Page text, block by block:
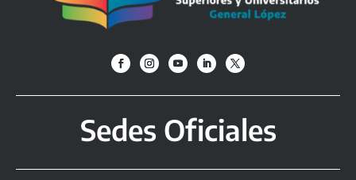
Sedes Oficiales